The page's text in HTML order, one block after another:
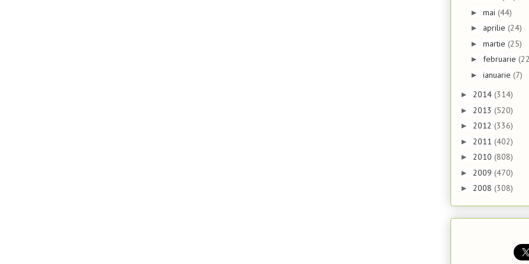
► mai (44)
► aprilie (24)
► martie (25)
► februarie
► ianuarie (7)
► 2014 (314)
► 2013 (520)
► 2012 (336)
► 2011 (402)
► 2010 (808)
► 2009 (470)
► 2008 (308)